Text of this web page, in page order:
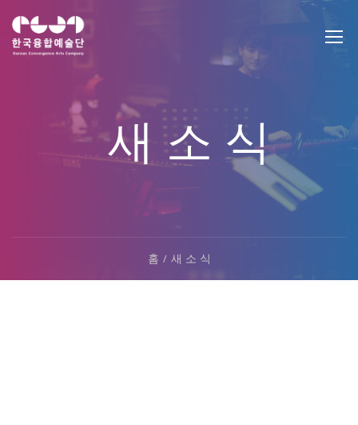
새 소 식
홈 새 소 식